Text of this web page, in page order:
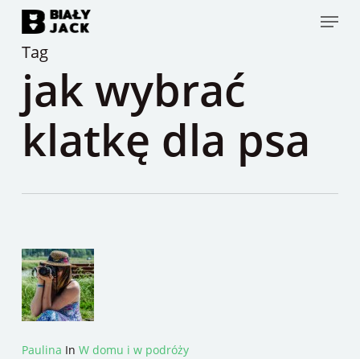
main
content
Menu
Tag
jak wybrać
klatkę dla psa
Paulina In W domu i w podróży